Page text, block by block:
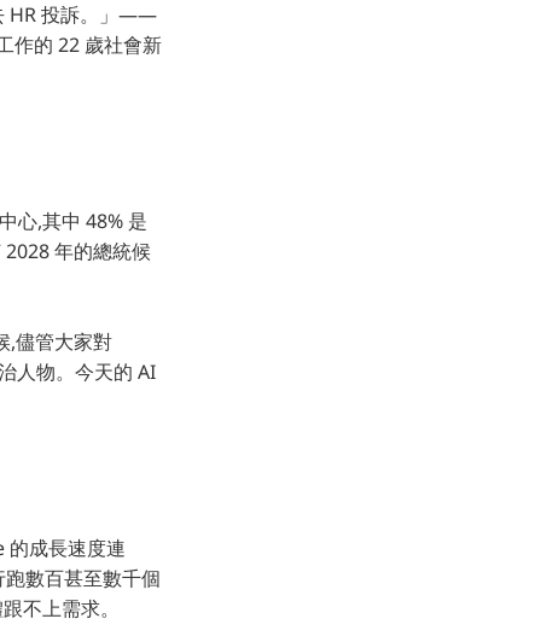
HR 投訴。」——
作的 22 歲社會新
心,其中 48% 是
2028 年的總統候
,儘管大家對
人物。今天的 AI
的成長速度連
數百甚至數千個
不上需求。